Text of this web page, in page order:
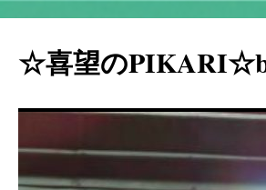
☆喜望の